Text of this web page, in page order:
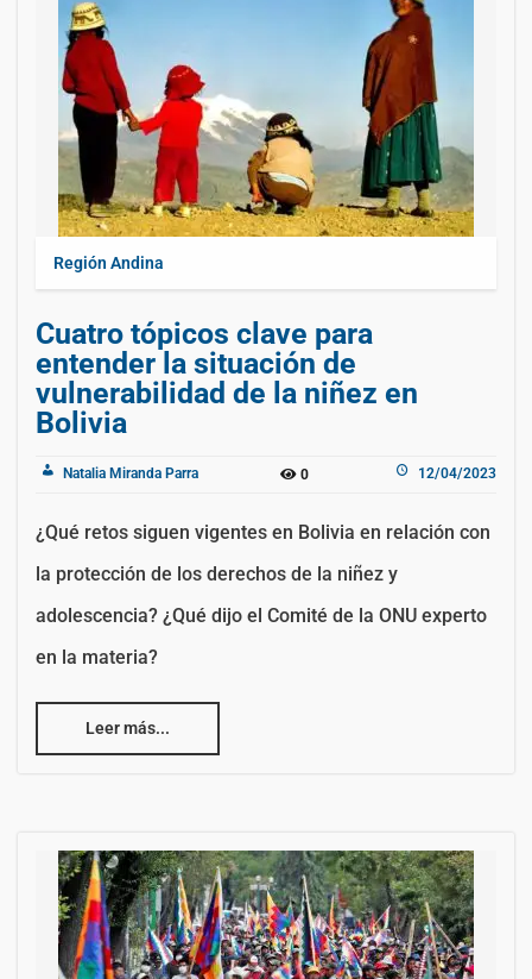
Región Andina
Cuatro tópicos clave para
entender la situación de
vulnerabilidad de la niñez en
Bolivia
Natalia Miranda Parra 0 12/04/2023
¿Qué retos siguen vigentes en Bolivia en relación con
la protección de los derechos de la niñez y
adolescencia? ¿Qué dijo el Comité de la ONU experto
en la materia?
Leer más...